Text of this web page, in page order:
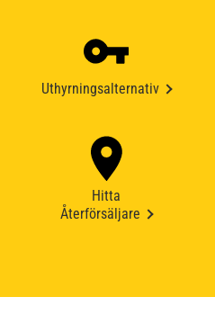
Uthyrningsalternativ
Hitta
Återförsäljare